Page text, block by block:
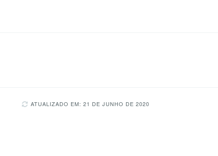
ATUALIZADO EM: 21 DE JUNHO DE 2020